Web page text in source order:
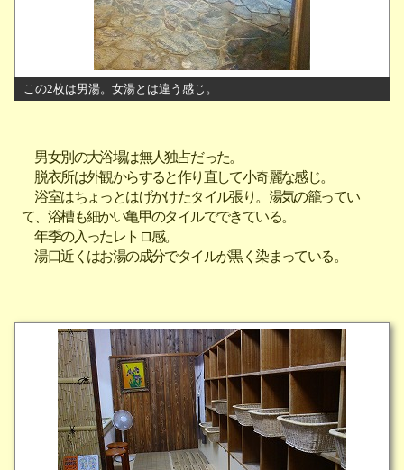
この2枚は男湯。女湯とは違う感じ。
男女別の大浴場は無人独占だった。
脱衣所は外観からすると作り直して小奇麗な感じ。
浴室はちょっとはげかけたタイル張り。湯気の籠ってい
て、浴槽も細かい亀甲のタイルでできている。
年季の入ったレトロ感。
湯口近くはお湯の成分でタイルが黒く染まっている。